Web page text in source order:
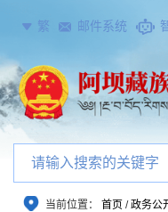
繁 邮件系统
当前位置： 首页 /政务公